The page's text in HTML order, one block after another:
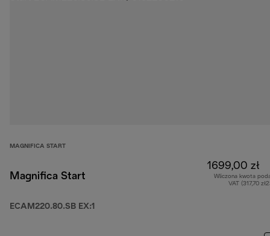
MAGNIFICA START
Magnifica Start
ECAM220.80.SB EX:1
1699,00 zł
Wliczona kwota
VAT (317,70